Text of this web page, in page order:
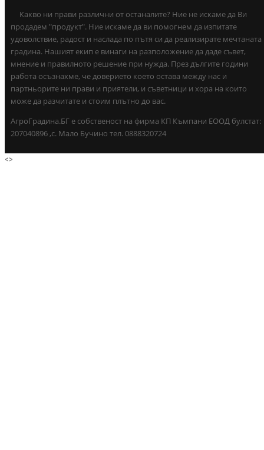
Какво ни прави различни от останалите? Ние не искаме да Ви
продадем "продукт". Ние искаме да ви помогнем да изпитате
удоволствие, радост и наслада по пътя си да реализирате мечтаната
градина. Нашият екип е винаги на разположение да даде съвет,
мнение и правилното решение при нужда. През дългите години
работа осъзнахме, че доверието което остава между нас и
партньорите ни прави и приятели, и съветници и хора на които
може да разчитате и стоим плътно до вас.
АгроГрадина.БГ е собственост на фирма КП Къмпани ЕООД булстат:
207040896 ,с. Мало Бучино тел. 0888320724
<>